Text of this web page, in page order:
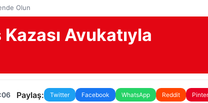
Olun
Avukatıyla
Paylaş: Twitter Facebook WhatsApp Reddit